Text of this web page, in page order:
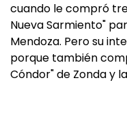
cuando le compró
Nueva Sarmiento"
Mendoza. Pero su
porque también
Cóndor" de Zonda y